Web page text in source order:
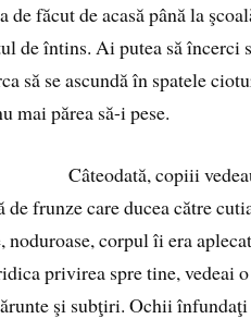
făcut de acasă până la
de întins. Ai putea să
să se ascundă în spatele
mai părea să-i pese.
Câteodată, copiii
frunze care ducea către
corpul îi era
privirea spre tine, vedeai
şi subţiri. Ochii